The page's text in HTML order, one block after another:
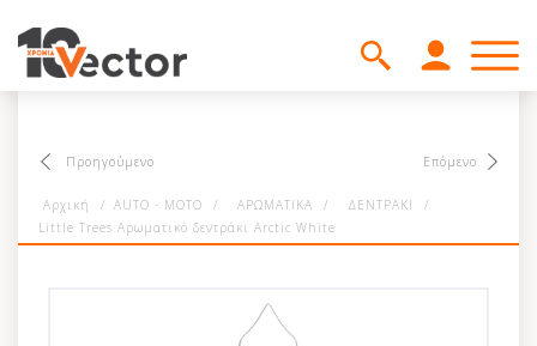
Προηγούμενο Επόμενο
Αρχική / AUTO - MOTO / ΑΡΩΜΑΤΙΚΑ / ΔΕΝΤΡΑΚΙ
/
Little Trees Αρωματικό δεντράκι Arctic White